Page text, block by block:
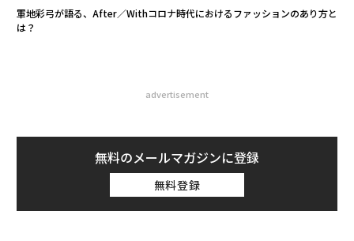
軍地彩弓が語る、After／Withコロナ時代におけるファッションのあり方と
は？
advertisement
無料のメールマガジンに登録
無料登録